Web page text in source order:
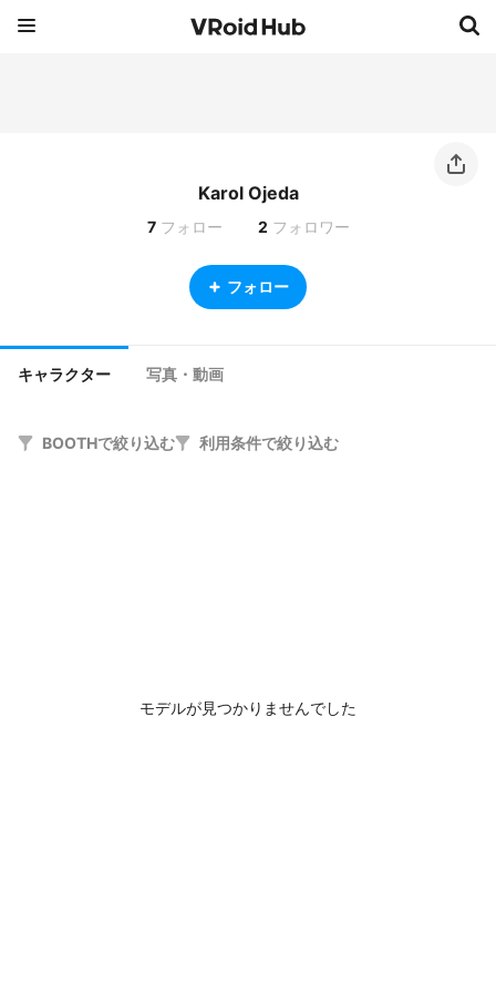
Karol Ojeda
7 フォロー 2 フォロワー
フォロー
キャラクター 写真・動画
BOOTHで絞り込む 利用条件で絞り込む
モデルが見つかりませんでした